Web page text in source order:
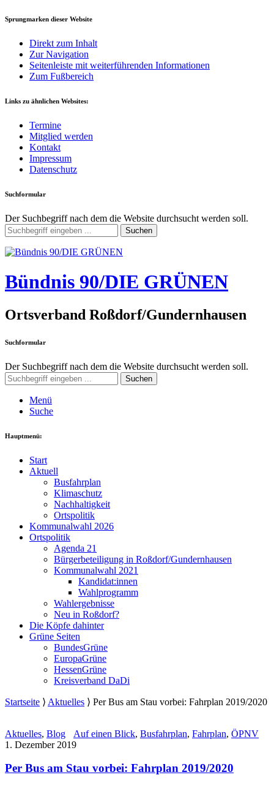
Sprungmarken dieser Website
Direkt zum Inhalt
Zur Navigation
Seitenleiste mit weiterführenden Informationen
Zum Fußbereich
Links zu ähnlichen Websites:
Termine
Mitglied werden
Kontakt
Impressum
Datenschutz
Suchformular
Der Suchbegriff nach dem die Website durchsucht werden soll.
Suchen
Bündnis 90/DIE GRÜNEN
Ortsverband Roßdorf/Gundernhausen
Suchformular
Der Suchbegriff nach dem die Website durchsucht werden soll.
Suchen
Menü
Suche
Hauptmenü:
Start
Aktuell
Busfahrplan
Klimaschutz
Nachhaltigkeit
Ortspolitik
Kommunalwahl 2026
Ortspolitik
Agenda 21
Bürgerbeteiligung in Roßdorf/Gundernhausen
Kommunalwahl 2021
Kandidat:innen
Wahlprogramm
Wahlergebnisse
Neu in Roßdorf?
Die Köpfe dahinter
Grüne Seiten
BundesGrüne
EuropaGrüne
HessenGrüne
Kreisverband DaDi
Startseite ⟩ Aktuelles ⟩ Per Bus am Stau vorbei: Fahrplan 2019/2020
Aktuelles, Blog Auf einen Blick, Busfahrplan, Fahrplan, ÖPNV
1. Dezember 2019
Per Bus am Stau vorbei: Fahrplan 2019/2020